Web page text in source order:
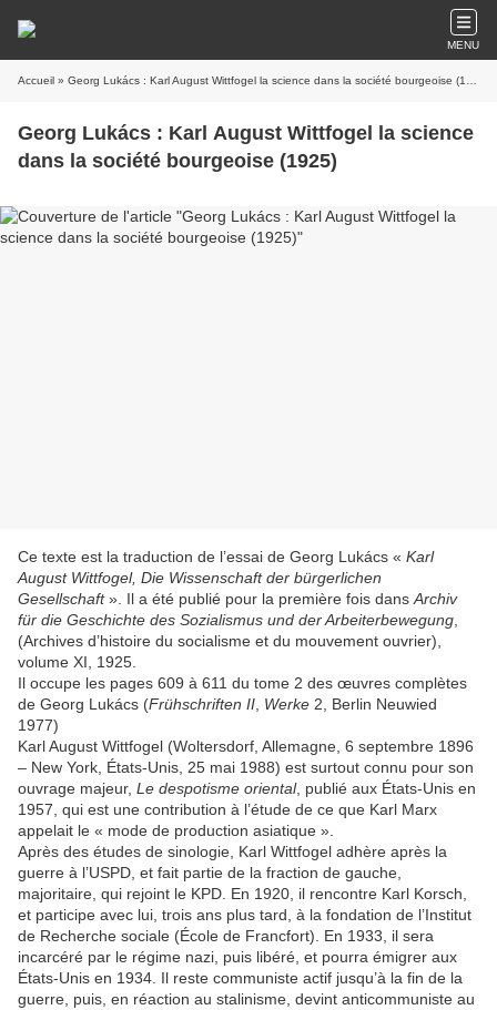
MENU
Accueil » Georg Lukács : Karl August Wittfogel la science dans la société bourgeoise (1925)
Georg Lukács : Karl August Wittfogel la science
dans la société bourgeoise (1925)
Ce texte est la traduction de l’essai de Georg Lukács « Karl
August Wittfogel, Die Wissenschaft der bürgerlichen
Gesellschaft». Il a été publié pour la première fois dans Archiv
für die Geschichte des Sozialismus und der Arbeiterbewegung
(Archives d’histoire du socialisme et du mouvement ouvrier),
volume XI, 1925.
Il occupe les pages 609 à 611 du tome 2 des œuvres complètes
de Georg Lukács (Frühschriften II Werke 2, Berlin Neuwied
1977)
Karl August Wittfogel (Woltersdorf, Allemagne, 6 septembre 1896
– New York, États-Unis, 25 mai 1988) est surtout connu pour son
ouvrage majeur, Le despotisme oriental, publié aux États-Unis en
1957, qui est une contribution à l’étude de ce que Karl Marx
appelait le « mode de production asiatique ».
Après des études de sinologie, Karl Wittfogel adhère après la
guerre à l’USPD, et fait partie de la fraction de gauche,
majoritaire, qui rejoint le KPD. En 1920, il rencontre Karl Korsch,
et participe avec lui, trois ans plus tard, à la fondation de l’Institut
de Recherche sociale (École de Francfort). En 1933, il sera
incarcéré par le régime nazi, puis libéré, et pourra émigrer aux
États-Unis en 1934. Il reste communiste actif jusqu’à la fin de la
guerre, puis, en réaction au stalinisme, devint anticommuniste au